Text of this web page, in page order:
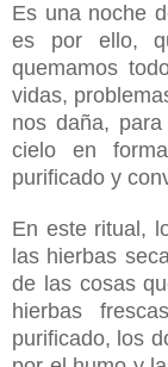
Es una noche
es por ello,
quemamos
vidas,
nos daña,
cielo en
purificado y
En este ritual,
las hierbas
de las cosas
hierbas
purificado, los